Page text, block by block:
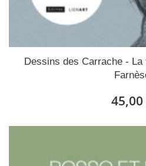
Dessins des Carrache -
45,00